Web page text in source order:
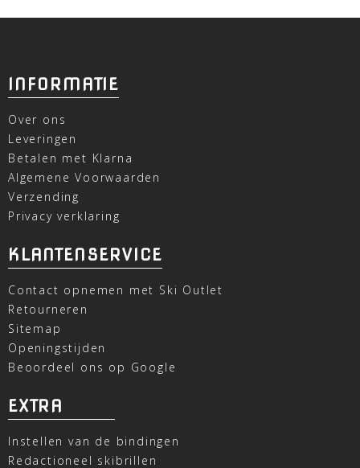
INFORMATIE
Over ons
Leveringen
Betalen met Klarna
Algemene Voorwaarden
Verzending
Privacy verklaring
KLANTENSERVICE
Contact opnemen met Ski Outlet
Retourneren
Sitemap
Openingstijden
Beoordeel ons op Google
EXTRA
Instellen van de bindingen
Redactioneel skibrillen